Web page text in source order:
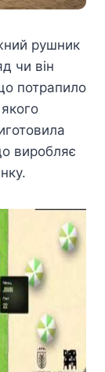
рушник
чи він
потрапило
виробляє